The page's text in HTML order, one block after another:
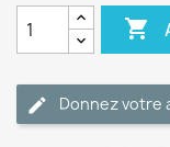

Donnez votre